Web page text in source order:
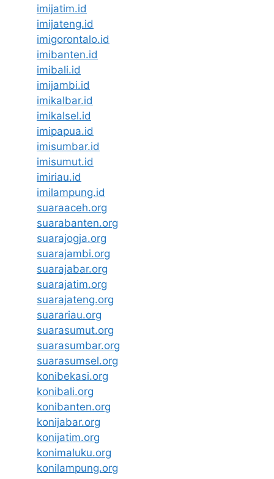
imijatim.id
imijateng.id
imigorontalo.id
imibanten.id
imibali.id
imijambi.id
imikalbar.id
imikalsel.id
imipapua.id
imisumbar.id
imisumut.id
imiriau.id
imilampung.id
suaraaceh.org
suarabanten.org
suarajogja.org
suarajambi.org
suarajabar.org
suarajatim.org
suarajateng.org
suarariau.org
suarasumut.org
suarasumbar.org
suarasumsel.org
konibekasi.org
konibali.org
konibanten.org
konijabar.org
konijatim.org
konimaluku.org
konilampung.org